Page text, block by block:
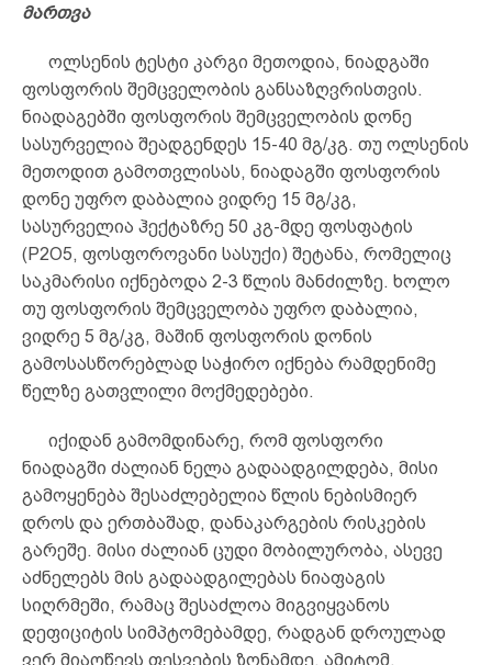
მართვა
ოლსენის ტესტი კარგი მეთოდია, ნიადგაში
ფოსფორის შემცველობის განსაზღვრისთვის.
ნიადაგებში ფოსფორის შემცველობის დონე
სასურველია შეადგენდეს 15-40 მგ/კგ. თუ ოლსენის
მეთოდით გამოთვლისას, ნიადაგში ფოსფორის
დონე უფრო დაბალია ვიდრე 15 მგ/კგ,
სასურველია ჰექტაზრე 50 კგ-მდე ფოსფატის
(P2O5, ფოსფოროვანი სასუქი) შეტანა, რომელიც
საკმარისი იქნებოდა 2-3 წლის მანძილზე. ხოლო
თუ ფოსფორის შემცველობა უფრო დაბალია,
ვიდრე 5 მგ/კგ, მაშინ ფოსფორის დონის
გამოსასწორებლად საჭირო იქნება რამდენიმე
წელზე გათვლილი მოქმედებები.
იქიდან გამომდინარე, რომ ფოსფორი
ნიადაგში ძალიან ნელა გადაადგილდება, მისი
გამოყენება შესაძლებელია წლის ნებისმიერ
დროს და ერთბაშად, დანაკარგების რისკების
გარეშე. მისი ძალიან ცუდი მობილურობა, ასევე
აძნელებს მის გადაადგილებას ნიაფაგის
სიღრმეში, რამაც შესაძლოა მიგვიყვანოს
დეფიციტის სიმპტომებამდე, რადგან დროულად
ვერ მიაღწევს ფესვების ზონამდე. ამიტომ,